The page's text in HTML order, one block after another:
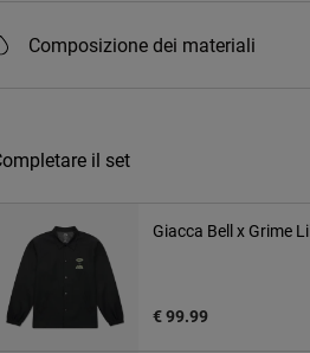
Composizione dei materiali
il set
Giacca Bell x Grime
€ 99.99